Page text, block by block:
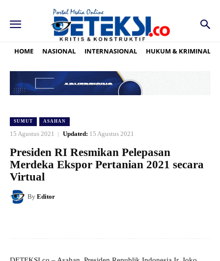
HOME NASIONAL INTERNASIONAL HUKUM & KRIMINAL
SUMUT ASAHAN
15 Agustus 2021 Updated: 15 Agustus 2021
Presiden RI Resmikan Pelepasan
Merdeka Ekspor Pertanian 2021 secara
Virtual
By Editor